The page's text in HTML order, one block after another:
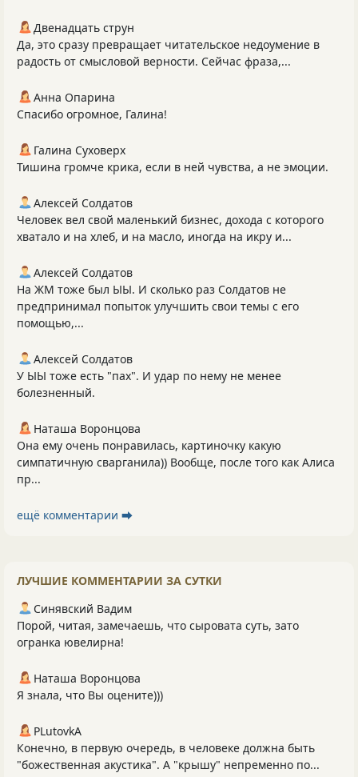
Двенадцать струн
Да, это сразу превращает читательское недоумение в
радость от смысловой верности. Сейчас фраза,...
Анна Опарина
Спасибо огромное, Галина!
Галина Суховерх
Тишина громче крика, если в ней чувства, а не эмоции.
Алексей Солдатов
Человек вел свой маленький бизнес, дохода с которого
хватало и на хлеб, и на масло, иногда на икру и...
Алексей Солдатов
На ЖМ тоже был ЫЫ. И сколько раз Солдатов не
предпринимал попыток улучшить свои темы с его
помощью,...
Алексей Солдатов
У ЫЫ тоже есть "пах". И удар по нему не менее
болезненный.
Наташа Воронцова
Она ему очень понравилась, картиночку какую
симпатичную сварганила)) Вообще, после того как Алиса
пр...
ещё комментарии ⮕
ЛУЧШИЕ КОММЕНТАРИИ ЗА СУТКИ
Синявский Вадим
Порой, читая, замечаешь, что сыровата суть, зато
огранка ювелирна!
Наташа Воронцова
Я знала, что Вы оцените)))
PLutоvkА
Конечно, в первую очередь, в человеке должна быть
"божественная акустика". А "крышу" непременно по...